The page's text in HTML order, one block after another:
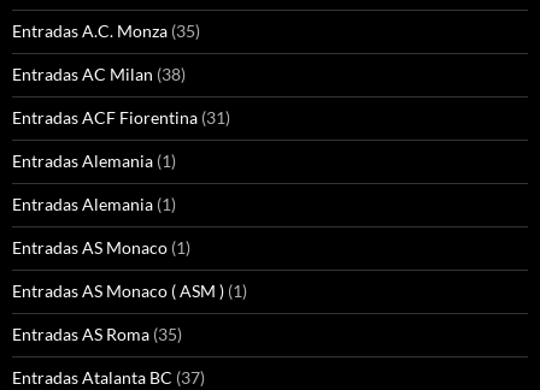
Entradas A.C. Monza (35)
Entradas AC Milan (38)
Entradas ACF Fiorentina (31)
Entradas Alemania (1)
Entradas Alemania (1)
Entradas AS Monaco (1)
Entradas AS Monaco ( ASM ) (1)
Entradas AS Roma (35)
Entradas Atalanta BC (37)